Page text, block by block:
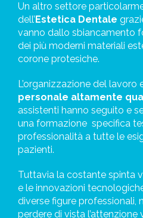
Un altro settore
dell’ Estetica Dentale
vanno dallo sbiancamento
dei più moderni materiali
corone protesiche.
L’organizzazione del lavoro
personale altamente
assistenti hanno seguito e
una formazione specifica
professionalità a tutte le
pazienti.
Tuttavia la costante spinta
e le innovazioni
diverse figure professionali,
perdere di vista